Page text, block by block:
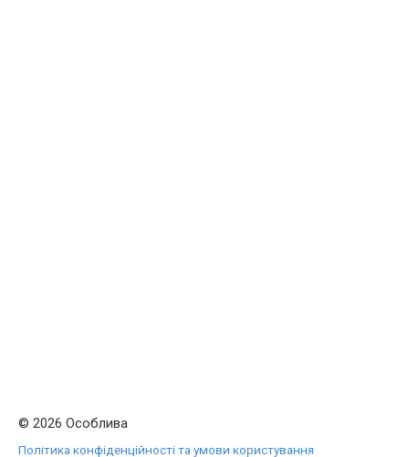
© 2026 Особлива
Політика конфіденційності та умови користування